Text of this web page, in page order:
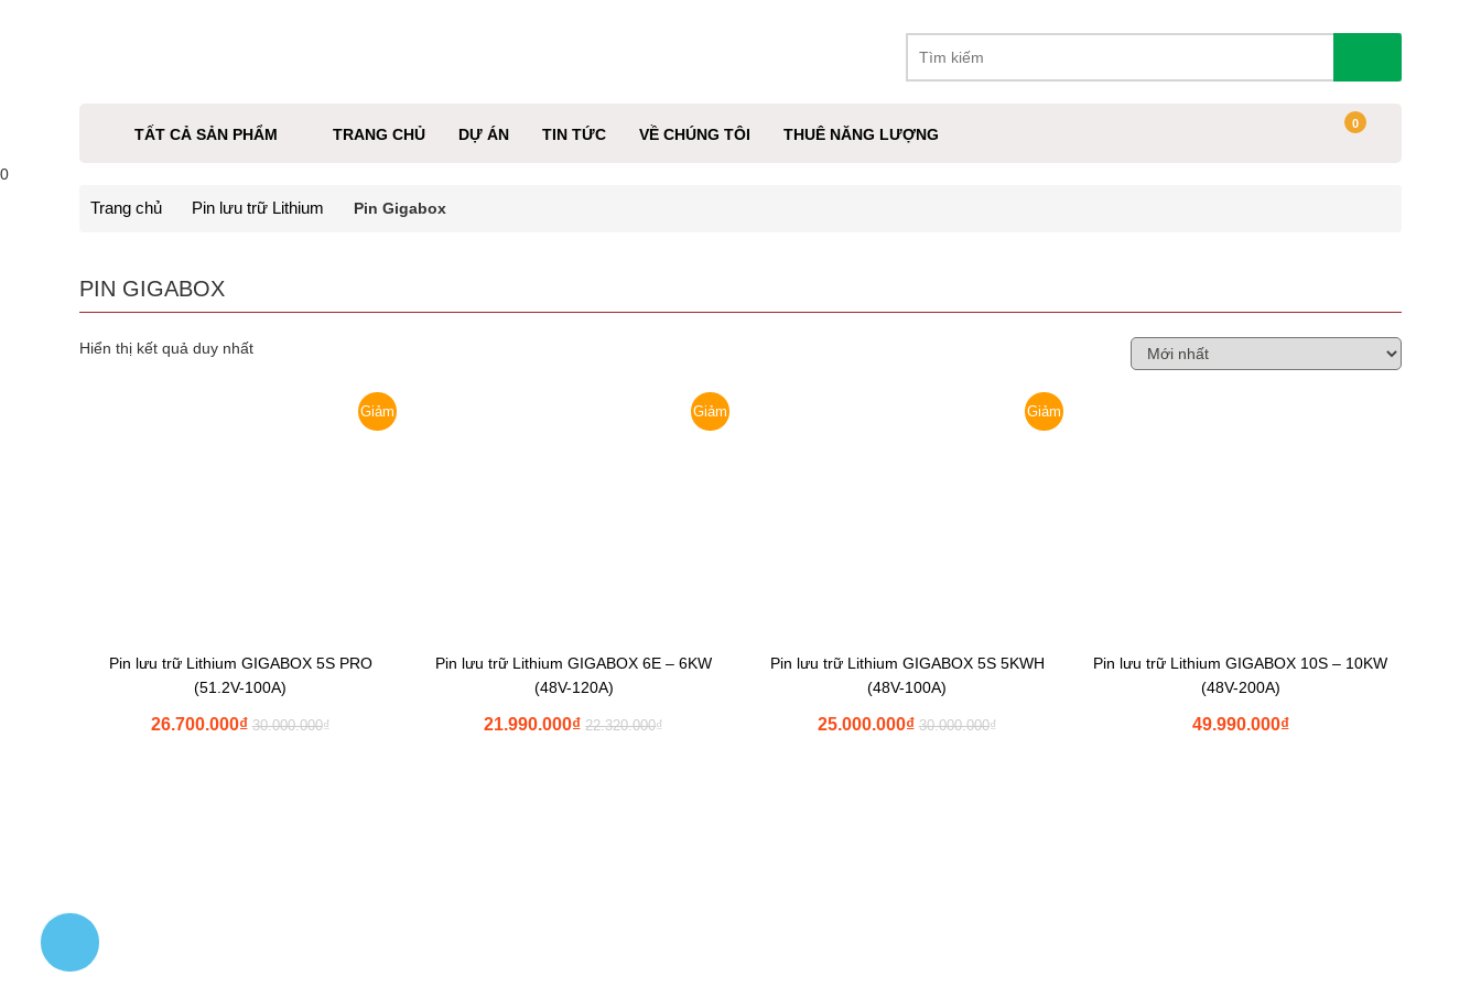
TẤT CẢ SẢN PHẨM TRANG CHỦ DỰ ÁN TIN TỨC VỀ CHÚNG TÔI THUÊ NĂNG LƯỢNG
0
0
Trang chủ Pin lưu trữ Lithium Pin Gigabox
PIN GIGABOX
Hiển thị kết quả duy nhất
Giảm
Pin lưu trữ Lithium GIGABOX 5S PRO
(51.2V-100A)
₫
30.000.000
₫
26.700.000
Giảm
Pin lưu trữ Lithium GIGABOX 6E – 6KW
(48V-120A)
₫
22.320.000
₫
21.990.000
Giảm
Pin lưu trữ Lithium GIGABOX 5S 5KWH
(48V-100A)
₫
30.000.000
₫
25.000.000
Pin lưu trữ Lithium GIGABOX 10S – 10KW
(48V-200A)
₫
49.990.000